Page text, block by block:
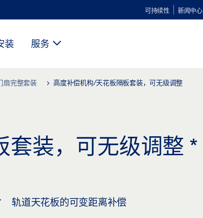
可持续性 新闻中心
装 服务
扇完整套装 高度补偿机构/天花板隔板套装，可无级调整
装，可无级调整 *
轨道天花板的可变距离补偿